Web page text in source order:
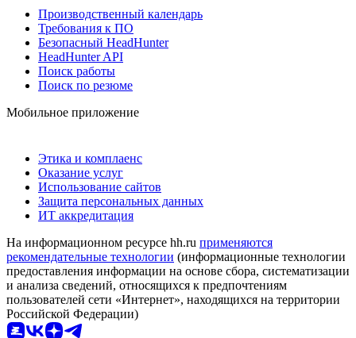
Производственный календарь
Требования к ПО
Безопасный HeadHunter
HeadHunter API
Поиск работы
Поиск по резюме
Мобильное приложение
Этика и комплаенс
Оказание услуг
Использование сайтов
Защита персональных данных
ИТ аккредитация
На информационном ресурсе hh.ru применяются
рекомендательные технологии (информационные технологии
предоставления информации на основе сбора, систематизации
и анализа сведений, относящихся к предпочтениям
пользователей сети «Интернет», находящихся на территории
Российской Федерации)